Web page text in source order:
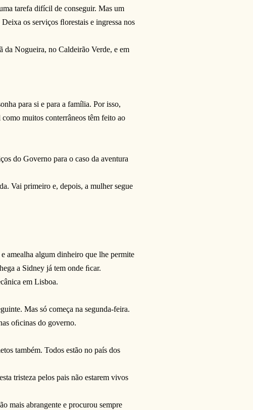
tarefa difícil de conseguir. Mas um
os serviços ﬂorestais e ingressa nos
da Nogueira, no Caldeirão Verde, e em
para si e para a família. Por isso,
muitos conterrâneos têm feito ao
do Governo para o caso da aventura
Vai primeiro e, depois, a mulher segue
amealha algum dinheiro que lhe permite
a Sidney já tem onde ﬁcar.
em Lisboa.
Mas só começa na segunda-feira.
oﬁcinas do governo.
também. Todos estão no país dos
tristeza pelos pais não estarem vivos
mais abrangente e procurou sempre